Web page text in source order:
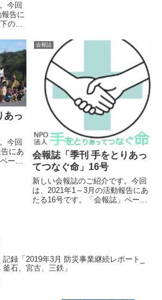
今回
告に
の通
い。
（瑞
加東
あっ
今回
にあ
ージ
会報誌
会報誌「季刊 手をとりあっ
てつなぐ命」16号
新しい会報誌のご紹介です。今回
は、2021年1～3月の活動報告にあ
たる16号です。「会報誌」ページ
記録「2019年3月 防災事業継続レポート_
釜石、宮古、三鉄」